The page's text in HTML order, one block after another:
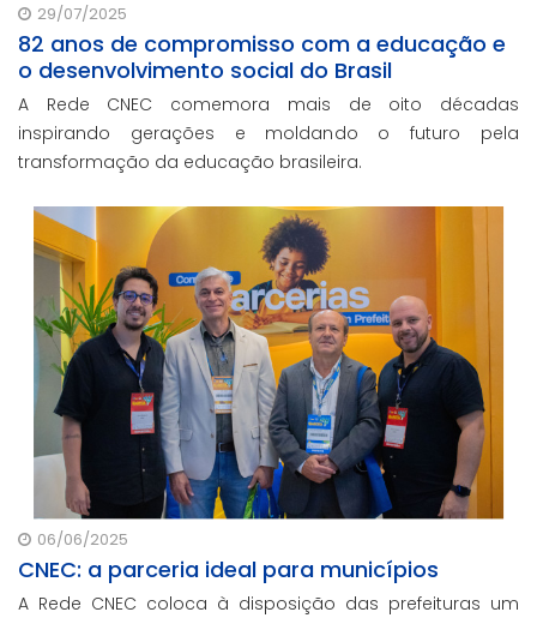
29/07/2025
82 anos de compromisso com a educação e
o desenvolvimento social do Brasil
A Rede CNEC comemora mais de oito décadas
inspirando gerações e moldando o futuro pela
transformação da educação brasileira.
06/06/2025
CNEC: a parceria ideal para municípios
A Rede CNEC coloca à disposição das prefeituras um